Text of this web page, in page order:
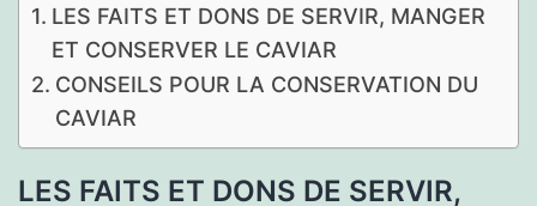
LES FAITS ET DONS DE SERVIR, MANGER
ET CONSERVER LE CAVIAR
CONSEILS POUR LA CONSERVATION DU
CAVIAR
LES FAITS ET DONS DE SERVIR,